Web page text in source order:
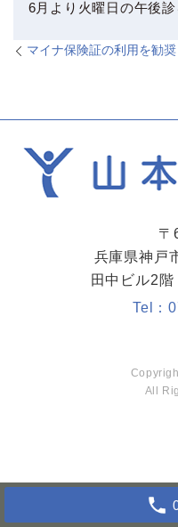
6月より火曜日の午後診
マイナ保険証の利用を勧奨
〒
兵庫県神戸
田中ビル2階
Tel：
All